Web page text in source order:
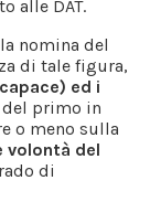
alle DAT.
nomina del
di tale figura,
ed i
del primo in
o meno sulla
volontà del
di